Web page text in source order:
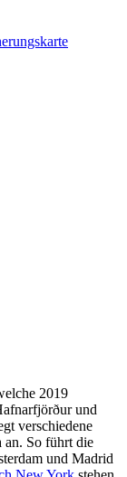
2019
und
verschiedene
an. So führt die
und Madrid